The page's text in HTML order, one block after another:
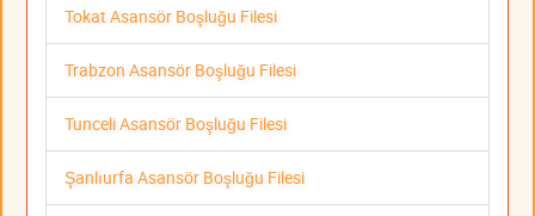
Tokat Asansör Boşluğu Filesi
Trabzon Asansör Boşluğu Filesi
Tunceli Asansör Boşluğu Filesi
Şanlıurfa Asansör Boşluğu Filesi